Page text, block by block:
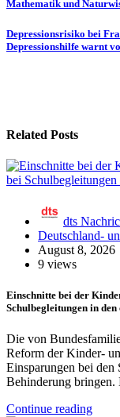
Mathematik und
Depressionsrisiko bei
Depressionshilfe warnt
Related Posts
dts
Deutschland-
August 8, 2026
9 views
Einschnitte bei der
Schulbegleitungen in
Die von
Reform der Kinder-
Einsparungen bei
Behinderung bringen.
Continue reading